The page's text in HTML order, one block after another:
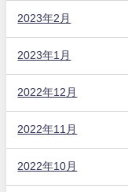
2023年2月
2023年1月
2022年12月
2022年11月
2022年10月